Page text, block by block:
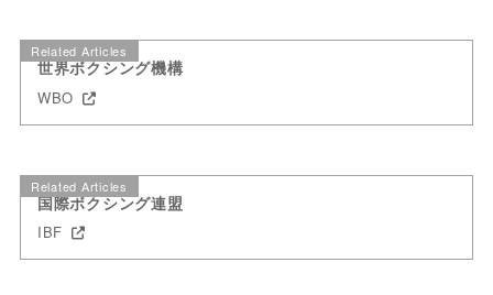
Related Articles
世界ボクシング機構
WBO
Related Articles
国際ボクシング連盟
IBF